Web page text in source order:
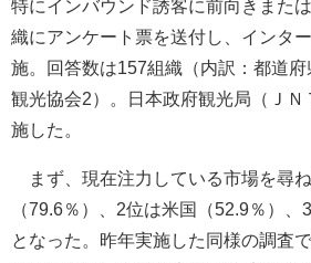
特にインバウンド誘客に前向きまた
織にアンケート票を送付し、インタ
施。回答数は157組織（内訳：都道府
観光協会2）。日本政府観光局（ＪＮ
施した。
まず、現在注力している市場を尋
（79.6％）、2位は米国（52.9％）、
となった。昨年実施した同様の調査